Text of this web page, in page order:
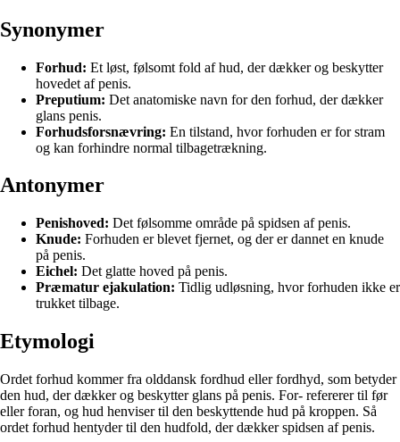
Synonymer
Forhud: Et løst, følsomt fold af hud, der dækker og beskytter
hovedet af penis.
Preputium: Det anatomiske navn for den forhud, der dækker
glans penis.
Forhudsforsnævring: En tilstand, hvor forhuden er for stram
og kan forhindre normal tilbagetrækning.
Antonymer
Penishoved: Det følsomme område på spidsen af penis.
Knude: Forhuden er blevet fjernet, og der er dannet en knude
på penis.
Eichel: Det glatte hoved på penis.
Præmatur ejakulation: Tidlig udløsning, hvor forhuden ikke er
trukket tilbage.
Etymologi
Ordet forhud kommer fra olddansk fordhud eller fordhyd, som betyder
den hud, der dækker og beskytter glans på penis. For- refererer til før
eller foran, og hud henviser til den beskyttende hud på kroppen. Så
ordet forhud hentyder til den hudfold, der dækker spidsen af penis.